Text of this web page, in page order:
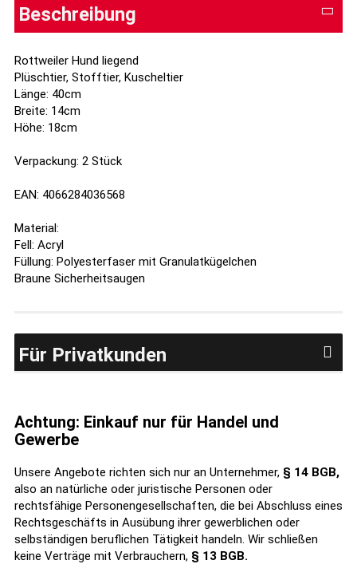
Beschreibung
Rottweiler Hund liegend
Plüschtier, Stofftier, Kuscheltier
Länge: 40cm
Breite: 14cm
Höhe: 18cm
Verpackung: 2 Stück
EAN: 4066284036568
Material:
Fell: Acryl
Füllung: Polyesterfaser mit Granulatkügelchen
Braune Sicherheitsaugen
Für Privatkunden
Achtung: Einkauf nur für Handel und
Gewerbe
Unsere Angebote richten sich nur an Unternehmer, § 14 BGB,
also an natürliche oder juristische Personen oder
rechtsfähige Personengesellschaften, die bei Abschluss eines
Rechtsgeschäfts in Ausübung ihrer gewerblichen oder
selbständigen beruflichen Tätigkeit handeln. Wir schließen
keine Verträge mit Verbrauchern, § 13 BGB.